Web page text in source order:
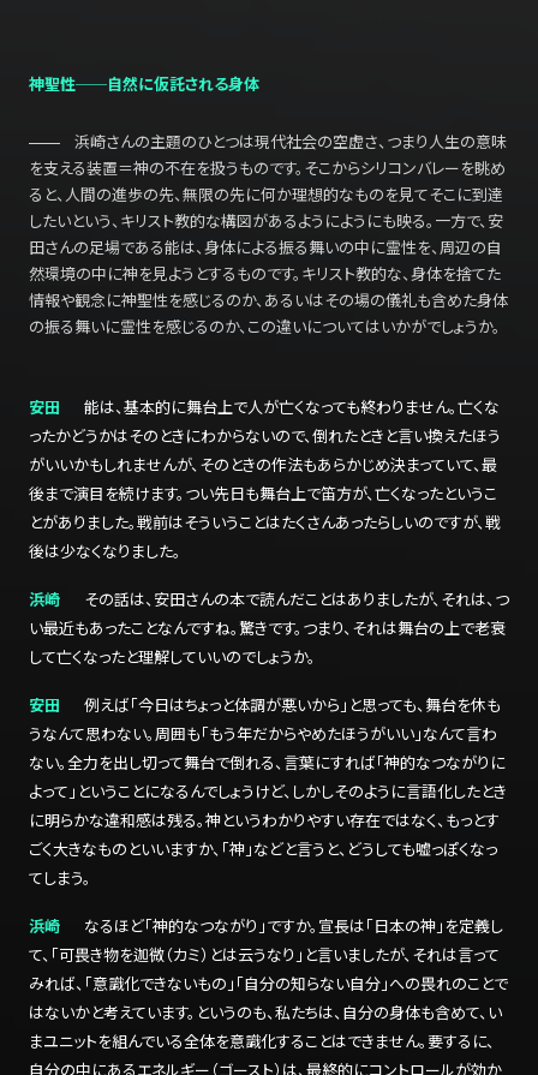
神聖性──自然に仮託される身体
浜崎さんの主題のひとつは現代社会の空虚さ、つまり人生の意味
を支える装置＝神の不在を扱うものです。そこからシリコンバレーを眺め
ると、人間の進歩の先、無限の先に何か理想的なものを見てそこに到達
したいという、キリスト教的な構図があるようにようにも映る。一方で、安
田さんの足場である能は、身体による振る舞いの中に霊性を、周辺の自
然環境の中に神を見ようとするものです。キリスト教的な、身体を捨てた
情報や観念に神聖性を感じるのか、あるいはその場の儀礼も含めた身体
の振る舞いに霊性を感じるのか、この違いについてはいかがでしょうか。
安田
能は、基本的に舞台上で人が亡くなっても終わりません。亡くな
ったかどうかはそのときにわからないので、倒れたときと言い換えたほう
がいいかもしれませんが、そのときの作法もあらかじめ決まっていて、最
後まで演目を続けます。つい先日も舞台上で笛方が、亡くなったというこ
とがありました。戦前はそういうことはたくさんあったらしいのですが、戦
後は少なくなりました。
浜崎
その話は、安田さんの本で読んだことはありましたが、それは、つ
い最近もあったことなんですね。驚きです。つまり、それは舞台の上で老衰
して亡くなったと理解していいのでしょうか。
安田
例えば「今日はちょっと体調が悪いから」と思っても、舞台を休も
うなんて思わない。周囲も「もう年だからやめたほうがいい」なんて言わ
ない。全力を出し切って舞台で倒れる、言葉にすれば「神的なつながりに
よって」ということになるんでしょうけど、しかしそのように言語化したとき
に明らかな違和感は残る。神というわかりやすい存在ではなく、もっとす
ごく大きなものといいますか、「神」などと言うと、どうしても嘘っぽくなっ
てしまう。
浜崎
なるほど「神的なつながり」ですか。宣長は「日本の神」を定義し
て、「可畏き物を迦微（カミ）とは云うなり」と言いましたが、それは言って
みれば、「意識化できないもの」「自分の知らない自分」への畏れのことで
はないかと考えています。というのも、私たちは、自分の身体も含めて、い
まユニットを組んでいる全体を意識化することはできません。要するに、
自分の中にあるエネルギー（ゴースト）は、最終的にコントロールが効か